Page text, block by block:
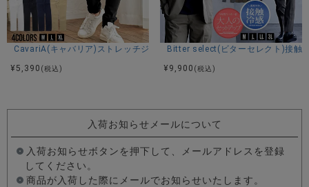
CavariA(キャバリア)ストレッチジョッパーパンツ/全4色
¥ 5,390 (税込)
Bitter select(ビターセレクト)接触
¥ 9,900 (税込)
入荷お知らせメールについて
入荷お知らせボタンを押下して、メールアドレスを登録
してください。
商品が入荷した際にメールでお知らせいたします。